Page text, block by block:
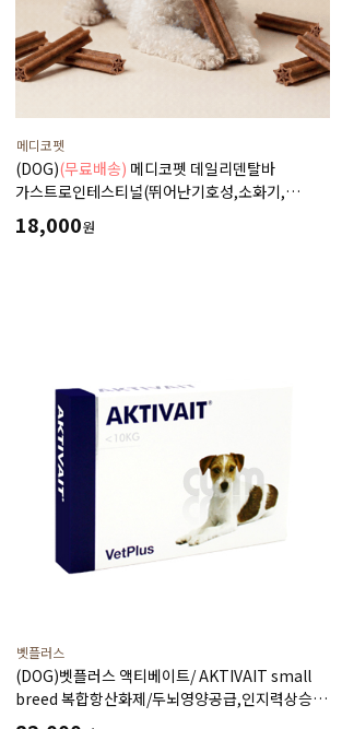
메디코펫
(DOG)(무료배송) 메디코펫 데일리덴탈바
가스트로인테스티널(뛰어난기호성,소화기,
췌장염,설사,구토,만성질환도움) 224g(14P)
18,000원
벳플러스
(DOG)벳플러스 액티베이트/ AKTIVAIT small
breed 복합항산화제/두뇌영양공급,인지력상승
(60캡슐)소형견용